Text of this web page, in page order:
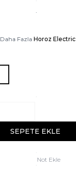
Daha Fazla Horoz Electric
SEPETE EKLE
Not Ekle
t
e
ç
u
a
d